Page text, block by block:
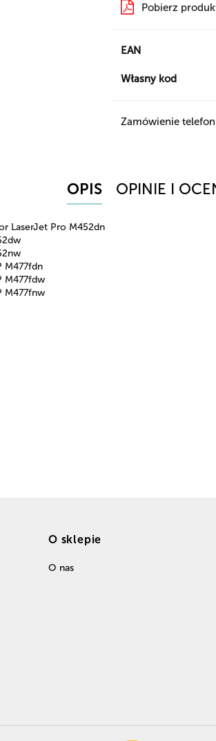
Pobierz
EAN
Własny kod
Zamówienie
OPIS OPINIE I
LaserJet Pro M452dn
M477fdn
M477fdw
M477fnw
O sklepie
O nas